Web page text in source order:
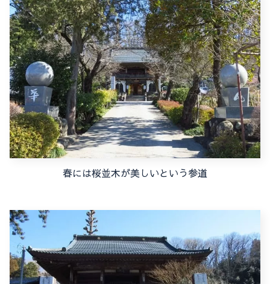
春には桜並木が美しいという参道